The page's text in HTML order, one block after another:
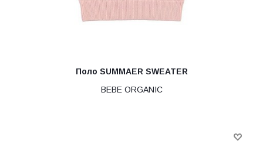
Поло SUMMAER SWEATER
BEBE ORGANIC